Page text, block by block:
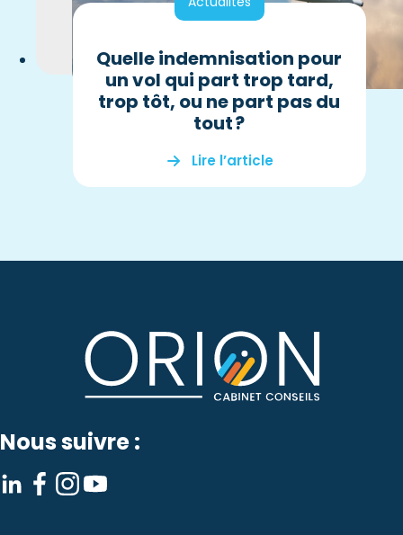
Quelle indemnisation pour
un vol qui part trop tard,
trop tôt, ou ne part pas du
tout ?
Lire l’article
Nous suivre :